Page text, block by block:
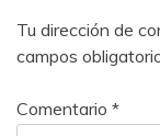
Tu dirección de
campos
Comentario *